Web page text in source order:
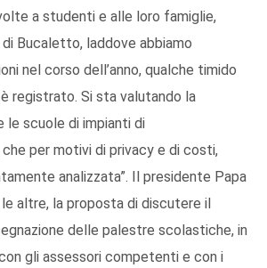
a studenti e alle loro famiglie,
Bucaletto, laddove abbiamo
nel corso dell’anno, qualche timido
registrato. Si sta valutando la
le scuole di impianti di
per motivi di privacy e di costi,
analizzata”. Il presidente Papa
altre, la proposta di discutere il
delle palestre scolastiche, in
gli assessori competenti e con i